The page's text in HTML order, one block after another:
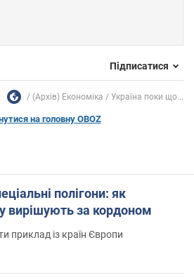
Підписатися
(Архів) Економіка Україна поки що...
на головну OBOZ
полігони: як
вирішують за кордоном
приклад із країн Європи